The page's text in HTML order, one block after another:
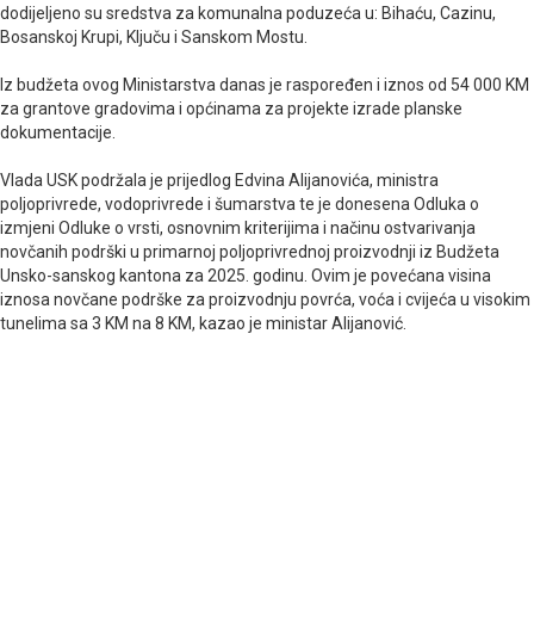
dodijeljeno su sredstva za komunalna poduzeća u: Bihaću, Cazinu,
Bosanskoj Krupi, Ključu i Sanskom Mostu.
Iz budžeta ovog Ministarstva danas je raspoređen i iznos od 54 000 KM
za grantove gradovima i općinama za projekte izrade planske
dokumentacije.
Vlada USK podržala je prijedlog Edvina Alijanovića, ministra
poljoprivrede, vodoprivrede i šumarstva te je donesena Odluka o
izmjeni Odluke o vrsti, osnovnim kriterijima i načinu ostvarivanja
novčanih podrški u primarnoj poljoprivrednoj proizvodnji iz Budžeta
Unsko-sanskog kantona za 2025. godinu. Ovim je povećana visina
iznosa novčane podrške za proizvodnju povrća, voća i cvijeća u visokim
tunelima sa 3 KM na 8 KM, kazao je ministar Alijanović.